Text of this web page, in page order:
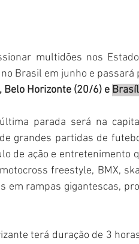
multidões nos
Brasil em junho e
Belo Horizonte (20/6) e
parada será na
grandes partidas de
de ação e entretenimento
freestyle, BMX,
em rampas gigantescas,
terá duração de 3